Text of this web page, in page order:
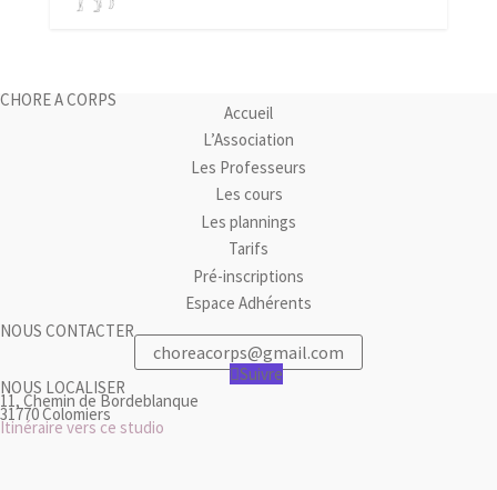
CHORE A CORPS
Accueil
L’Association
Les Professeurs
Les cours
Les plannings
Tarifs
Pré-inscriptions
Espace Adhérents
NOUS CONTACTER
choreacorps@gmail.com
Suivre
NOUS LOCALISER
11, Chemin de Bordeblanque
31770 Colomiers
Itinéraire vers ce studio